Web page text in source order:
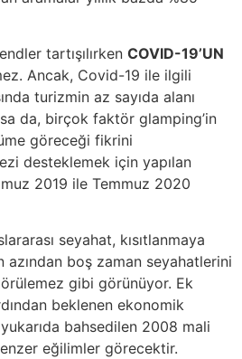
tartışılırken COVID-19’UN
Ancak, Covid-19 ile ilgili
turizmin az sayıda alanı
da, birçok faktör glamping’in
göreceği fikrini
desteklemek için yapılan
2019 ile Temmuz 2020
seyahat, kısıtlanmaya
boş zaman seyahatlerini
gibi görünüyor. Ek
beklenen ekonomik
bahsedilen 2008 mali
eğilimler görecektir.